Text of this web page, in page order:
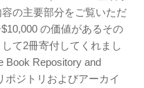
の主要部分をご覧いただ
の価値があるその
て2冊寄付してくれまし
Book Repository and
ポジトリおよびアーカイ